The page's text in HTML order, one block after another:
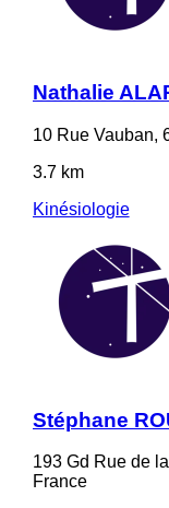
Nathalie
10 Rue Vauban,
3.7 km
Kinésiologie
Stéphane
193 Gd Rue de
France